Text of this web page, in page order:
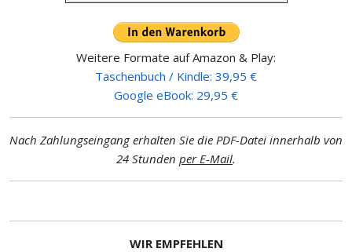
Weitere Formate auf Amazon & Play:
Taschenbuch / Kindle: 39,95 €
Google eBook: 29,95 €
Nach Zahlungseingang erhalten Sie die PDF-Datei innerhalb von
24 Stunden per E-Mail.
WIR EMPFEHLEN